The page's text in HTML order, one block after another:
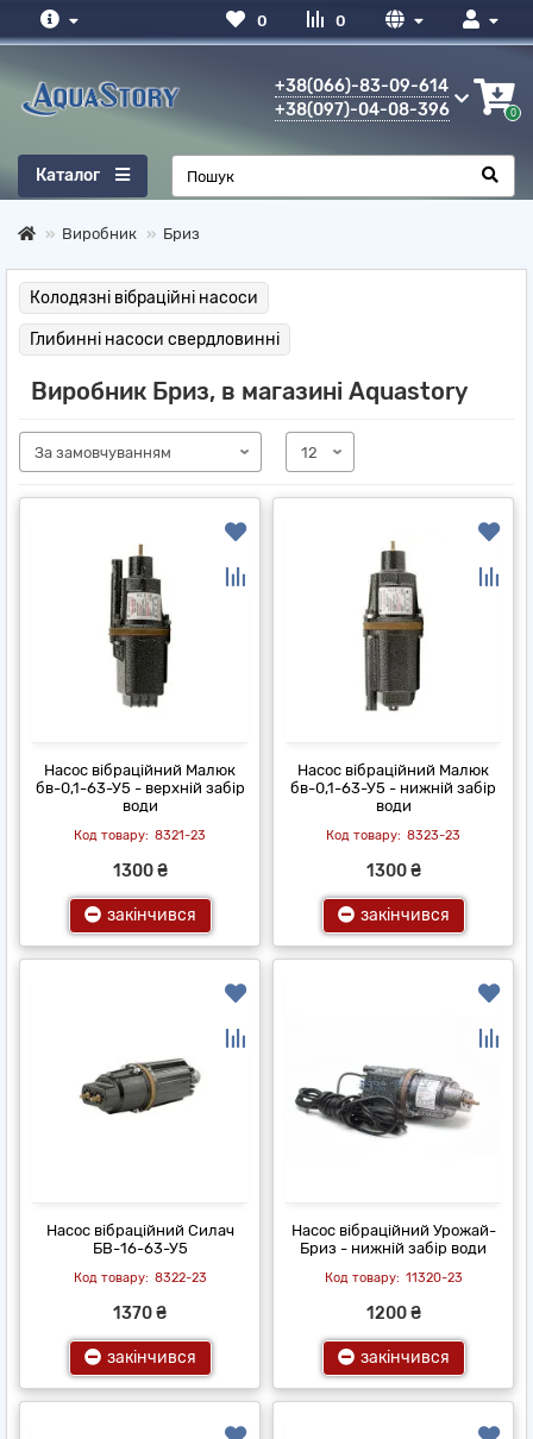
0
0
+38(066)-83-09-614
+38(097)-04-08-396
0
Каталог
Виробник Бриз
Колодязні вібраційні насоси
Глибинні насоси свердловинні
Виробник Бриз, в магазині Aquastory
Насос вібраційний Малюк
бв-0,1-63-У5 - верхній забір
води
8321-23
1300 ₴
закінчився
Насос вібраційний Малюк
бв-0,1-63-У5 - нижній забір
води
8323-23
1300 ₴
закінчився
Насос вібраційний Силач
БВ-16-63-У5
8322-23
1370 ₴
закінчився
Насос вібраційний Урожай-
Бриз - нижній забір води
11320-23
1200 ₴
закінчився